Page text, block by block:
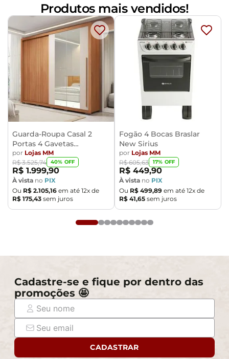
Produtos mais vendidos!
Guarda-Roupa Casal 2
Portas 4 Gavetas
Caemmun Moviment
por Lojas MM
R$ 3.525,74 40% OFF
R$ 1.999,90
À vista no PIX
Ou R$ 2.105,16 em até 12x de
R$ 175,43 sem juros
Fogão 4 Bocas Braslar
New Sirius
por Lojas MM
R$ 605,63 17% OFF
R$ 449,90
À vista no PIX
Ou R$ 499,89 em até 12x de
R$ 41,65 sem juros
Cadastre-se e fique por dentro das
promoções 🤩
CADASTRAR